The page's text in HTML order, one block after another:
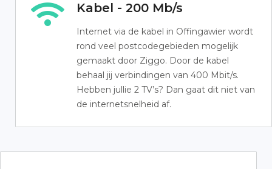
Kabel - 200 Mb/s
Internet via de kabel in Offingawier wordt
rond veel postcodegebieden mogelijk
gemaakt door Ziggo. Door de kabel
behaal jij verbindingen van 400 Mbit/s.
Hebben jullie 2 TV’s? Dan gaat dit niet van
de internetsnelheid af.